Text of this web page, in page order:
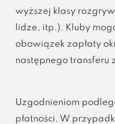
wyższej klasy
lidze, itp.). Kluby
obowiązek zapłaty
następnego transferu
Uzgodnieniom
płatności. W